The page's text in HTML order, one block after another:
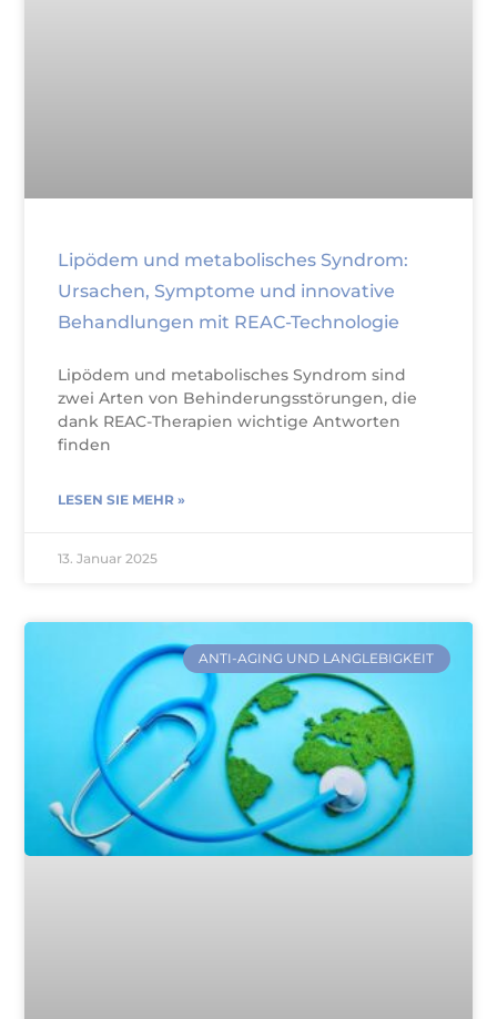
Lipödem und metabolisches Syndrom:
Ursachen, Symptome und innovative
Behandlungen mit REAC-Technologie
Lipödem und metabolisches Syndrom sind
zwei Arten von Behinderungsstörungen, die
dank REAC-Therapien wichtige Antworten
finden
LESEN SIE MEHR »
13. Januar 2025
ANTI-AGING UND LANGLEBIGKEIT